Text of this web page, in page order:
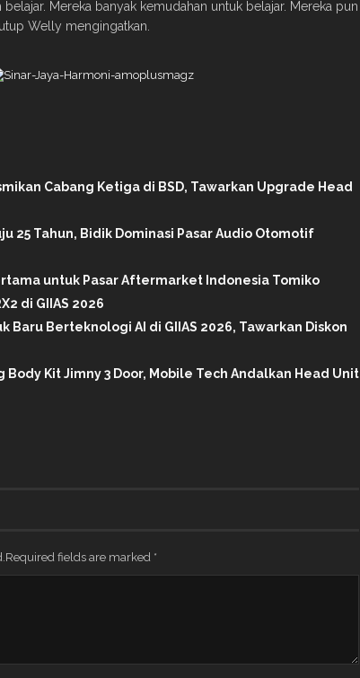
belajar. Mereka banyak kemudahan untuk belajar. Mereka pun
Welly mengingatkan.
Cabang Ketiga di BSD, Tawarkan Upgrade Head
25 Tahun, Bidik Dominasi Pasar Audio Otomotif
untuk Pasar Aftermarket Indonesia Tomiko
di GIIAS 2026
Baru Berteknologi AI di GIIAS 2026, Tawarkan Diskon
Body Kit Jimny 3 Door, Mobile Tech Andalkan Head Unit
Required fields are marked *